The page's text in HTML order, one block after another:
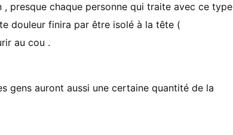
presque chaque personne qui traite avec ce type
douleur finira par être isolé à la tête (
au cou .
gens auront aussi une certaine quantité de la